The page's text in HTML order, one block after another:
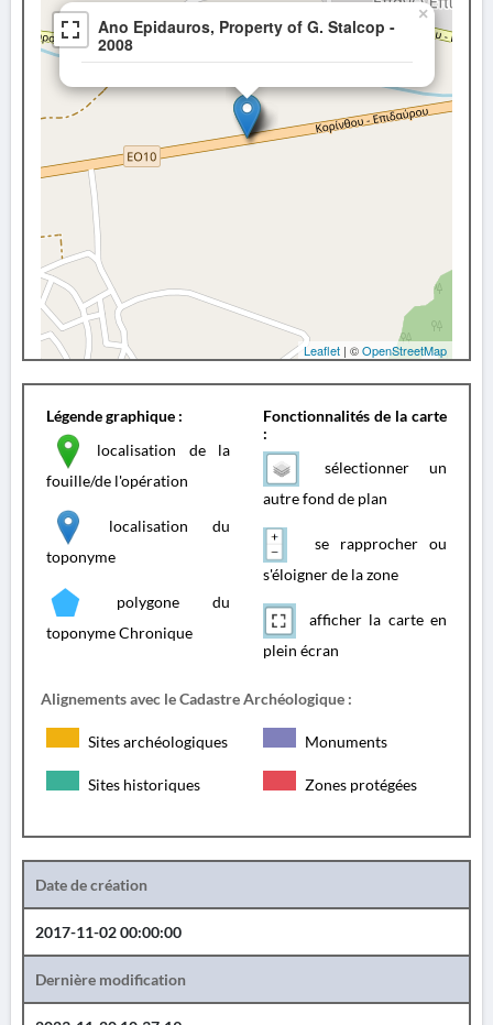
Ano Epidauros, Property of G. Stalcop -
2008
×
Leaflet | ©OpenStreetMap
Légende graphique :
localisation de la
fouille/de l'opération
localisation du
toponyme
polygone du
toponyme Chronique
Fonctionnalités de la carte
:
sélectionner un
autre fond de plan
se rapprocher ou
s'éloigner de la zone
afficher la carte en
plein écran
Alignements avec le Cadastre Archéologique :
Sites archéologiques Monuments
Sites historiques Zones protégées
Date de création
2017-11-02 00:00:00
Dernière modification